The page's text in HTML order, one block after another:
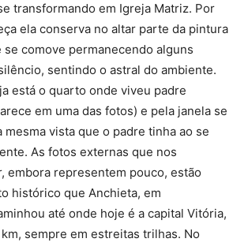
transformando em Igreja Matriz. Por
ela conserva no altar parte da pintura
comove permanecendo alguns
sentindo o astral do ambiente.
está o quarto onde viveu padre
em uma das fotos) e pela janela se
mesma vista que o padre tinha ao se
As fotos externas que nos
embora representem pouco, estão
histórico que Anchieta, em
até onde hoje é a capital Vitória,
sempre em estreitas trilhas. No